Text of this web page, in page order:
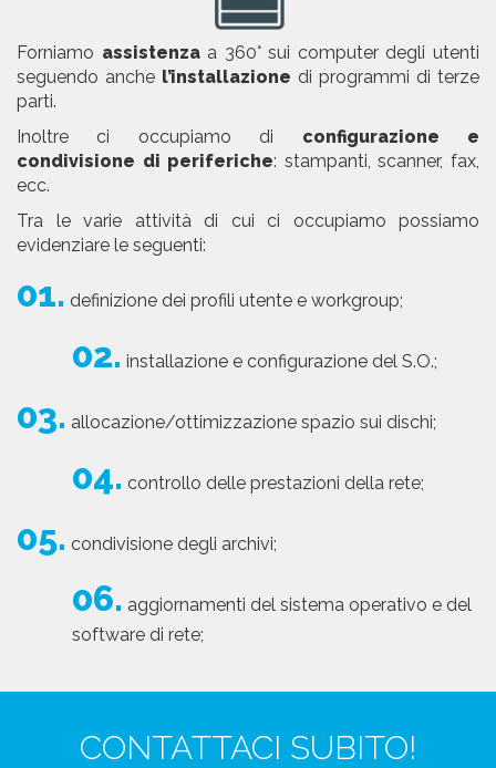
Forniamo assistenzaa 360° sui computer degli utenti
seguendo anche l’installazione di programmi di terze
parti.
Inoltre ci occupiamo di configurazione e
condivisione di periferiche: stampanti, scanner, fax,
ecc.
Tra le varie attività di cui ci occupiamo possiamo
evidenziare le seguenti:
01. definizione dei profili utente e workgroup;
02. installazione e configurazione del S.O.;
03. allocazione/ottimizzazione spazio sui dischi;
04. controllo delle prestazioni della rete;
05. condivisione degli archivi;
06. aggiornamenti del sistema operativo e del
software di rete;
CONTATTACI SUBITO!